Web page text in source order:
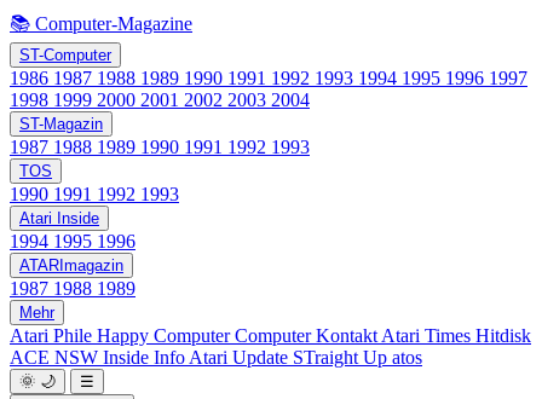
📚 Computer-Magazine
ST-Computer
1986 1987 1988 1989 1990 1991 1992 1993 1994 1995 1996 1997
1998 1999 2000 2001 2002 2003 2004
ST-Magazin
1987 1988 1989 1990 1991 1992 1993
TOS
1990 1991 1992 1993
Atari Inside
1994 1995 1996
ATARImagazin
1987 1988 1989
Mehr
Atari Phile Happy ComputerComputer Kontakt Atari Times Hitdisk
ACE NSW Inside Info Atari Update STraight Up atos
🌞 🌙
☰